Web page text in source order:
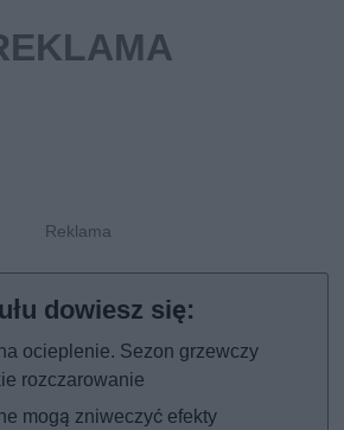
ocieplenie. Sezon grzewczy
rozczarowanie
mogą zniweczyć efekty